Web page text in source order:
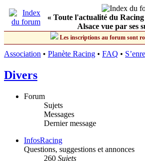
« Toute l'actualité du
Alsace vue par ses
Les inscriptions au forum sont
Association • Planète Racing • FAQ •
Divers
Forum
Sujets
Messages
Dernier message
InfosRacing
Questions, suggestions et annonces
260 Sujets